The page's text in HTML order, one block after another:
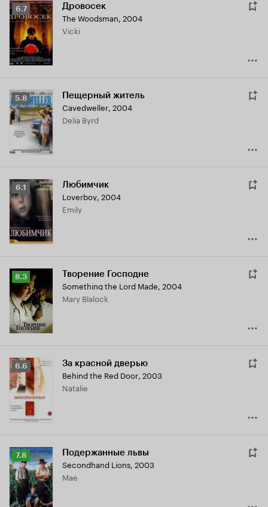
Рейтинг
Кинопоиска
6.7
6.7 Дровосек
The Woodsman, 2004
Vicki
Рейтинг
Кинопоиска
5.8
5.8 Пещерный житель
Cavedweller, 2004
Delia Byrd
Рейтинг
Кинопоиска
6.1
6.1 Любимчик
Loverboy, 2004
Emily
Рейтинг
Кинопоиска
8.3
8.3 Творение Господне
Something the Lord Made, 2004
Mary Blalock
Рейтинг
Кинопоиска
6.6
6.6 За красной дверью
Behind the Red Door, 2003
Natalie
Рейтинг
Кинопоиска
7.8
7.8 Подержанные львы
Secondhand Lions, 2003
Mae